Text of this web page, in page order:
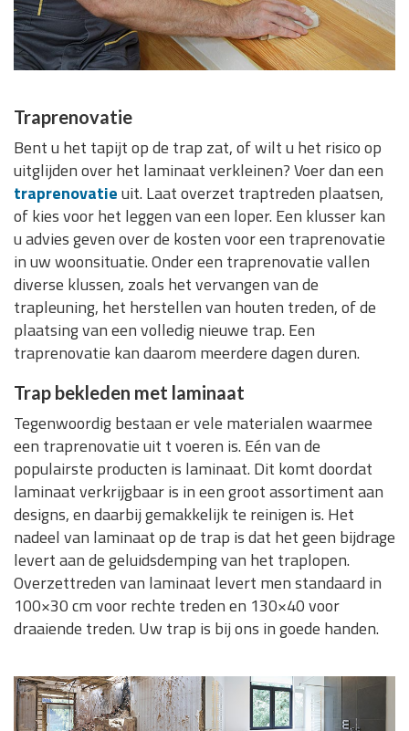
Traprenovatie
Bent u het tapijt op de trap zat, of wilt u het risico op
uitglijden over het laminaat verkleinen? Voer dan een
traprenovatieuit. Laat overzet traptreden plaatsen,
of kies voor het leggen van een loper. Een klusser kan
u advies geven over de kosten voor een traprenovatie
in uw woonsituatie. Onder een traprenovatie vallen
diverse klussen, zoals het vervangen van de
trapleuning, het herstellen van houten treden, of de
plaatsing van een volledig nieuwe trap. Een
traprenovatie kan daarom meerdere dagen duren.
Trap bekleden met laminaat
Tegenwoordig bestaan er vele materialen waarmee
een traprenovatie uit t voeren is. Eén van de
populairste producten is laminaat. Dit komt doordat
laminaat verkrijgbaar is in een groot assortiment aan
designs, en daarbij gemakkelijk te reinigen is. Het
nadeel van laminaat op de trap is dat het geen bijdrage
levert aan de geluidsdemping van het traplopen.
Overzettreden van laminaat levert men standaard in
100×30 cm voor rechte treden en 130×40 voor
draaiende treden. Uw trap is bij ons in goede handen.